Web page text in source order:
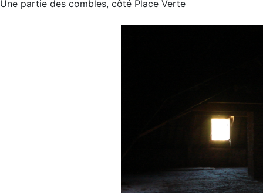
Une partie des combles, côté Place Verte